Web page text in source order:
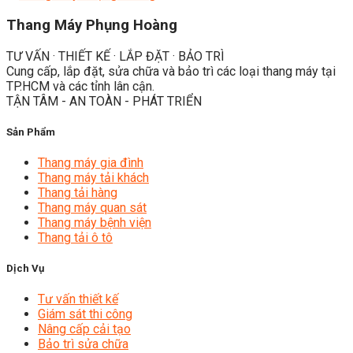
Thang Máy Phụng Hoàng
TƯ VẤN · THIẾT KẾ · LẮP ĐẶT · BẢO TRÌ
Cung cấp, lắp đặt, sửa chữa và bảo trì các loại thang máy tại
TP.HCM và các tỉnh lân cận.
TẬN TÂM - AN TOÀN - PHÁT TRIỂN
Sản Phẩm
Thang máy gia đình
Thang máy tải khách
Thang tải hàng
Thang máy quan sát
Thang máy bệnh viện
Thang tải ô tô
Dịch Vụ
Tư vấn thiết kế
Giám sát thi công
Nâng cấp cải tạo
Bảo trì sửa chữa